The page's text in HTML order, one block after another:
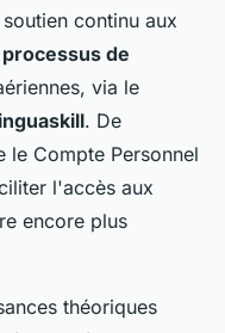
continu aux
processus de
via le
. De
le Compte Personnel
l'accès aux
encore plus
théoriques